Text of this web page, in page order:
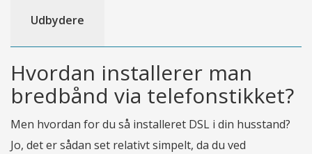
Udbydere
Hvordan installerer man
bredbånd via telefonstikket?
Men hvordan for du så installeret DSL i din husstand?
Jo, det er sådan set relativt simpelt, da du ved